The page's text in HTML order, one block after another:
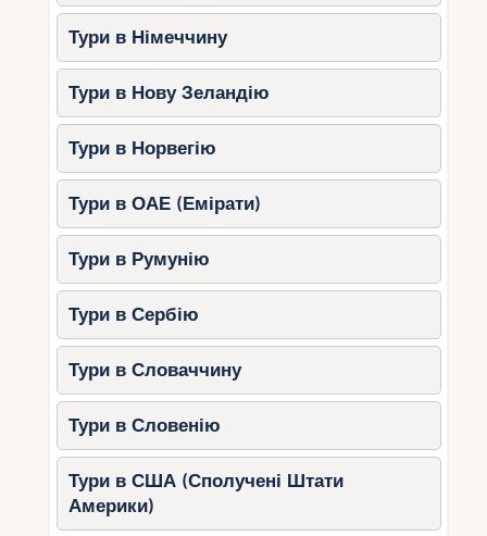
Тури в Німеччину
Тури в Нову Зеландію
Тури в Норвегію
Тури в ОАЕ (Емірати)
Тури в Румунію
Тури в Сербію
Тури в Словаччину
Тури в Словенію
Тури в США (Сполучені Штати
Америки)